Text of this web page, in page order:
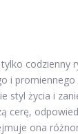
codzienny
i promiennego
styl życia i
cerę,
ona